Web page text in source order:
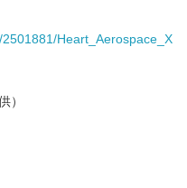
Heart_Aerospace_X
）